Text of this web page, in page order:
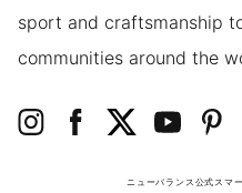
sport and craftsmanship
communities around the
ニューバランス公式スマ